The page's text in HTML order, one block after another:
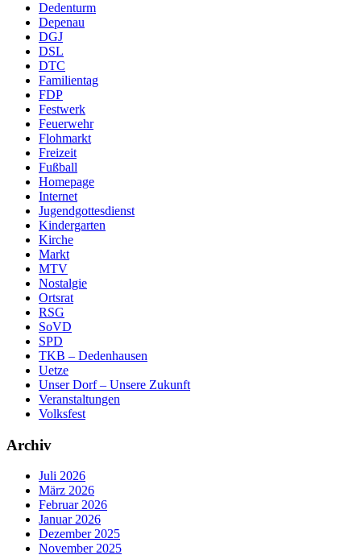
Dedenturm
Depenau
DGJ
DSL
DTC
Familientag
FDP
Festwerk
Feuerwehr
Flohmarkt
Freizeit
Fußball
Homepage
Internet
Jugendgottesdienst
Kindergarten
Kirche
Markt
MTV
Nostalgie
Ortsrat
RSG
SoVD
SPD
TKB – Dedenhausen
Uetze
Unser Dorf – Unsere Zukunft
Veranstaltungen
Volksfest
Archiv
Juli 2026
März 2026
Februar 2026
Januar 2026
Dezember 2025
November 2025